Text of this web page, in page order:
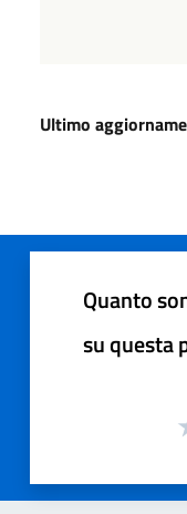
Ultimo
Quanto
su questa